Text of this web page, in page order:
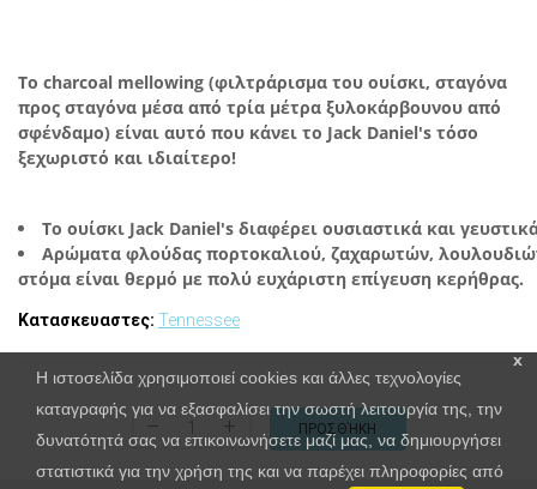
Το charcoal mellowing (φιλτράρισμα του ουίσκι, σταγόνα
προς σταγόνα μέσα από τρία μέτρα ξυλοκάρβουνου από
σφένδαμο) είναι αυτό που κάνει το Jack Daniel's τόσο
ξεχωριστό και ιδιαίτερο!
Το ουίσκι Jack Daniel's διαφέρει ουσιαστικά και
Αρώματα φλούδας πορτοκαλιού, ζαχαρωτών,
στόμα είναι θερμό με πολύ ευχάριστη επίγευση κερήθρας.
Κατασκευαστες: Tennessee
– + ΠΡΟΣΘΉΚΗ
x
Η ιστοσελίδα χρησιμοποιεί cookies και άλλες τεχνολογίες
καταγραφής για να εξασφαλίσει την σωστή λειτουργία της, την
δυνατότητά σας να επικοινωνήσετε μαζί μας, να δημιουργήσει
στατιστικά για την χρήση της και να παρέχει πληροφορίες από